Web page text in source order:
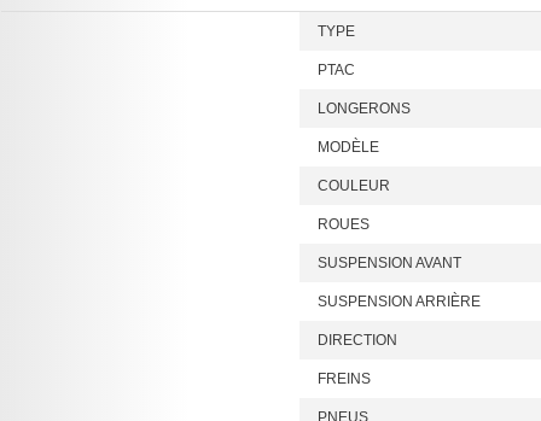
TYPE
PTAC
LONGERONS
MODÈLE
COULEUR
ROUES
SUSPENSION AVANT
SUSPENSION ARRIÈRE
DIRECTION
FREINS
PNEUS